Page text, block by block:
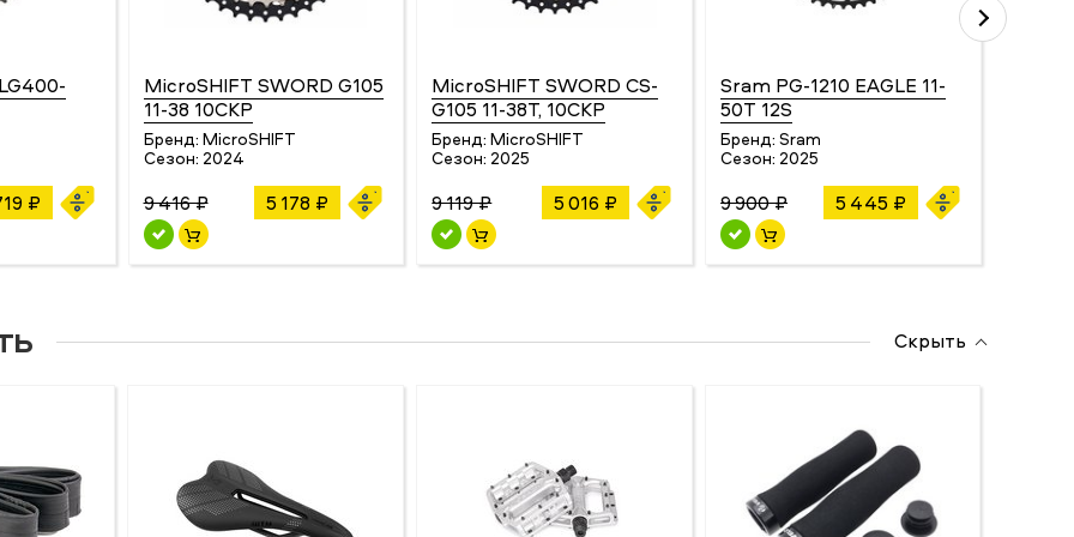
₽
MicroSHIFT SWORD G105
11-38 10СКР
Бренд: MicroSHIFT
Сезон: 2024
9 416 ₽ 5 178 ₽
MicroSHIFT SWORD CS-
G105 11-38T, 10СКР
Бренд: MicroSHIFT
Сезон: 2025
9 119 ₽ 5 016 ₽
Sram PG-1210 EAGLE 11-
50T 12S
Бренд: Sram
Сезон: 2025
9 900 ₽ 5 445 ₽
Скрыть